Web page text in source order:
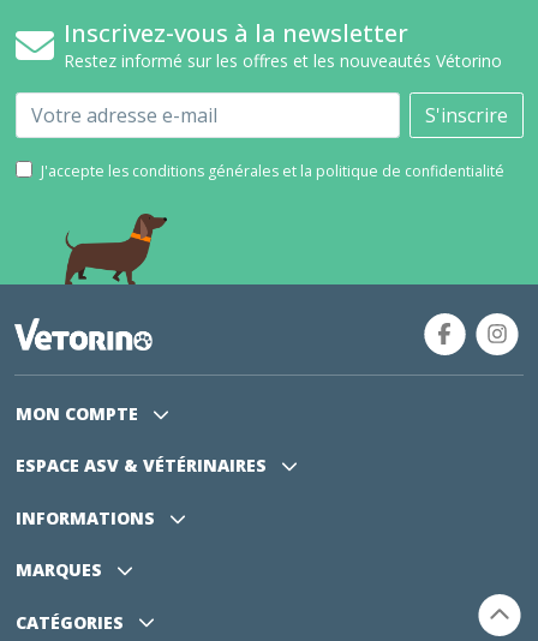
Inscrivez-vous à la newsletter
Restez informé sur les offres et les nouveautés Vétorino
Email S'inscrire
J'accepte les conditions générales et la politique de confidentialité
MON COMPTE
ESPACE ASV & VÉTÉRINAIRES
INFORMATIONS
MARQUES
CATÉGORIES